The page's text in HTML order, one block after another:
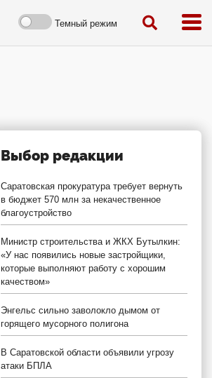
Темный режим
Выбор редакции
Саратовская прокуратура требует вернуть
в бюджет 570 млн за некачественное
благоустройство
Министр строительства и ЖКХ Бутылкин:
«У нас появились новые застройщики,
которые выполняют работу с хорошим
качеством»
Энгельс сильно заволокло дымом от
горящего мусорного полигона
В Саратовской области объявили угрозу
атаки БПЛА